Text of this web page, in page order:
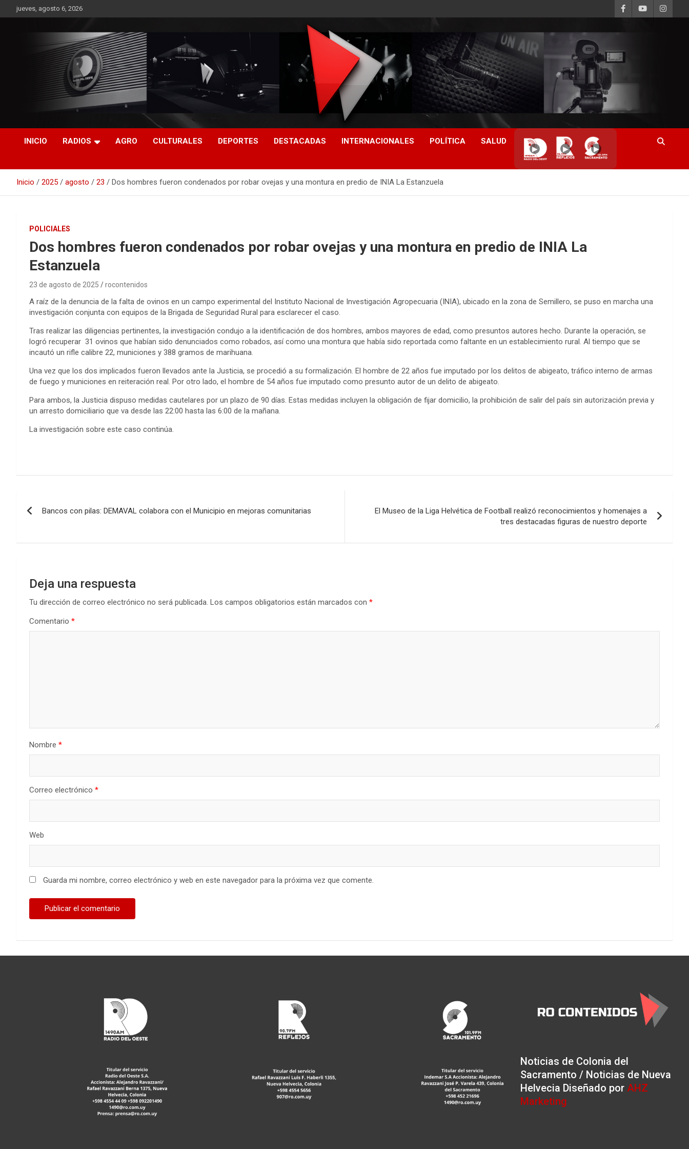
Saltar
al
jueves, agosto 6, 2026
RO CONTENIDOS
INICIO RADIOS AGRO CULTURALES DEPORTES DESTACADAS INTERNACIONALES POLÍTICA SALUD
▶ ▶ ▶
Inicio 2025 agosto 23 Dos hombres fueron condenados por robar ovejas y una montura en predio de INIA La Estanzuela
POLICIALES
Dos hombres fueron condenados por robar ovejas y una montura en predio de INIA La
Estanzuela
23 de agosto de 2025 rocontenidos
A raíz de la denuncia de la falta de ovinos en un campo experimental del Instituto Nacional de Investigación Agropecuaria (INIA), ubicado en la zona de Semillero, se puso en marcha una
investigación conjunta con equipos de la Brigada de Seguridad Rural para esclarecer el caso.
Tras realizar las diligencias pertinentes, la investigación condujo a la identificación de dos hombres, ambos mayores de edad, como presuntos autores hecho. Durante la operación, se
logró recuperar 31 ovinos que habían sido denunciados como robados, así como una montura que había sido reportada como faltante en un establecimiento rural. Al tiempo que se
incautó un rifle calibre 22, municiones y 388 gramos de marihuana.
Una vez que los dos implicados fueron llevados ante la Justicia, se procedió a su formalización. El hombre de 22 años fue imputado por los delitos de abigeato, tráfico interno de armas
de fuego y municiones en reiteración real. Por otro lado, el hombre de 54 años fue imputado como presunto autor de un delito de abigeato.
Para ambos, la Justicia dispuso medidas cautelares por un plazo de 90 días. Estas medidas incluyen la obligación de fijar domicilio, la prohibición de salir del país sin autorización previa y
un arresto domiciliario que va desde las 22:00 hasta las 6:00 de la mañana.
La investigación sobre este caso continúa.
entradas
Bancos con pilas: DEMAVAL colabora con el Municipio en mejoras comunitarias
El Museo de la Liga Helvética de Football realizó reconocimientos y homenajes a
tres destacadas figuras de nuestro deporte
Deja una respuesta
Tu dirección de correo electrónico no será publicada. Los campos obligatorios están marcados con *
Comentario *
Nombre *
Correo electrónico *
Web
Guarda mi nombre, correo electrónico y web en este navegador para la próxima vez que comente.
Noticias de Colonia del
Sacramento / Noticias de Nueva
Helvecia Diseñado por AHZ
Marketing